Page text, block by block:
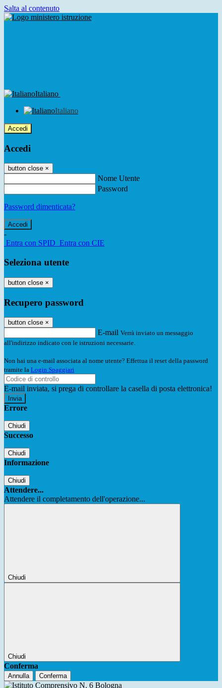
Salta al contenuto
Italiano
Italiano
Accedi
Accedi
button close ×
Nome Utente
Password
Password dimenticata?
-
Entra con SPID Entra con CIE
Seleziona utente
button close ×
Recupero password
button close ×
E-mail Verrà inviato un messaggio
all'indirizzo indicato con le istruzioni necessarie.
Non hai una e-mail associata al nome utente? Effettua il reset della password
tramite la Login Spaggiari
E-mail inviata, si prega di controllare la casella di posta elettronica!
Errore
Chiudi
Successo
Chiudi
Informazione
Chiudi
Attendere...
Attendere il completamento dell'operazione...
Chiudi
Chiudi
Conferma
Annulla Conferma